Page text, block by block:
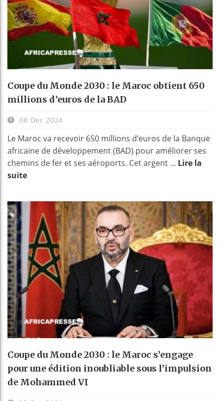
Coupe du Monde 2030 : le Maroc obtient 650
millions d’euros de la BAD
08 Dec 2024
Le Maroc va recevoir 650 millions d’euros de la Banque
africaine de développement (BAD) pour améliorer ses
chemins de fer et ses aéroports. Cet argent ... Lire la
suite
Coupe du Monde 2030 : le Maroc s’engage
pour une édition inoubliable sous l’impulsion
de Mohammed VI